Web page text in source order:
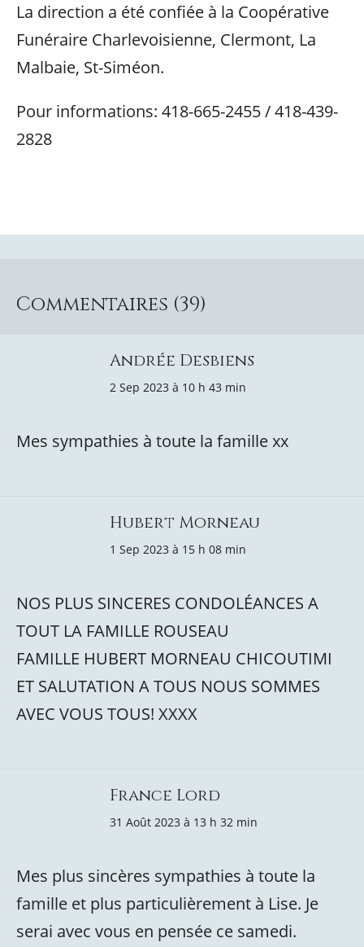
La direction a été confiée à la Coopérative
Funéraire Charlevoisienne, Clermont, La
Malbaie, St-Siméon.
Pour informations: 418-665-2455 / 418-439-
2828
Commentaires (39)
Andrée Desbiens
2 Sep 2023 à 10 h 43 min
Mes sympathies à toute la famille xx
Hubert Morneau
1 Sep 2023 à 15 h 08 min
NOS PLUS SINCERES CONDOLÉANCES A
TOUT LA FAMILLE ROUSEAU
FAMILLE HUBERT MORNEAU CHICOUTIMI
ET SALUTATION A TOUS NOUS SOMMES
AVEC VOUS TOUS! XXXX
France Lord
31 Août 2023 à 13 h 32 min
Mes plus sincères sympathies à toute la
famille et plus particulièrement à Lise. Je
serai avec vous en pensée ce samedi.